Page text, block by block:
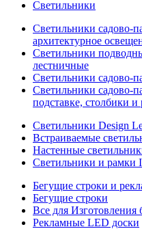
Светильники
Светильники садово-
архитектурное
Светильники
лестничные
Светильники садово-
Светильники садово-
подставке, столбики
Светильники Design
Встраиваемые
Настенные
Светильники и рамки
Бегущие строки и
Бегущие строки
Все для Изготовления
Рекламные LED доски